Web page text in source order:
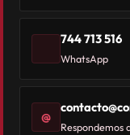
744 713 516
WhatsApp
@
Respondemos